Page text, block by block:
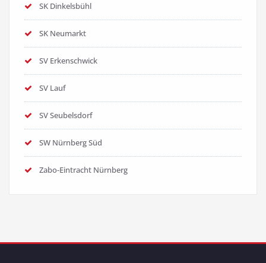
SK Dinkelsbühl
SK Neumarkt
SV Erkenschwick
SV Lauf
SV Seubelsdorf
SW Nürnberg Süd
Zabo-Eintracht Nürnberg